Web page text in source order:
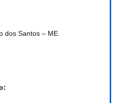
dos Santos – ME